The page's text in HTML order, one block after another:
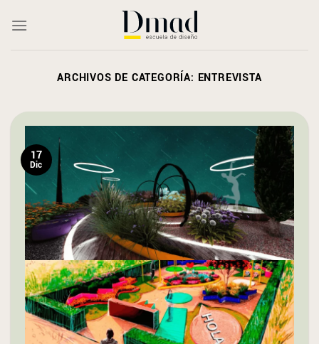
ARCHIVOS DE CATEGORÍA: ENTREVISTA
17
Dic